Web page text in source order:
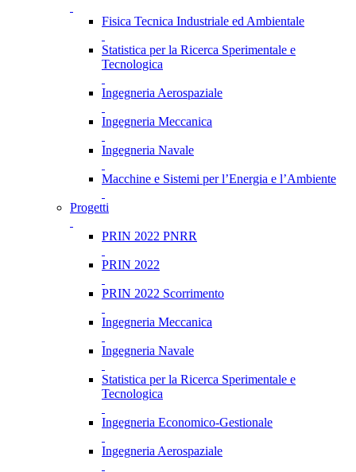
Fisica Tecnica Industriale ed Ambientale
Statistica per la Ricerca Sperimentale e
Tecnologica
Ingegneria Aerospaziale
Ingegneria Meccanica
Ingegneria Navale
Macchine e Sistemi per l’Energia e l’Ambiente
Progetti
PRIN 2022 PNRR
PRIN 2022
PRIN 2022 Scorrimento
Ingegneria Meccanica
Ingegneria Navale
Statistica per la Ricerca Sperimentale e
Tecnologica
Ingegneria Economico-Gestionale
Ingegneria Aerospaziale